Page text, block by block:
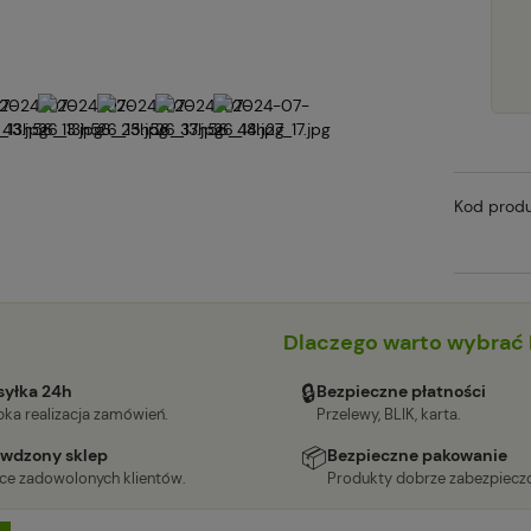
Kod
Dlaczego warto
24h
realizacja zamówień.
🔒Bezpieczne płatności
Przelewy, BLIK, karta.
sklep
zadowolonych klientów.
📦Bezpieczne pakowanie
Produkty dobrze